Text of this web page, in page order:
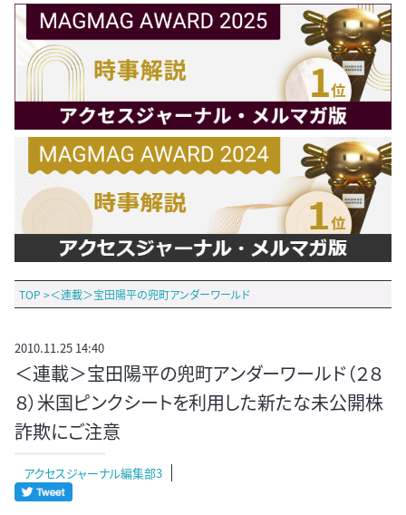
TOP >＜連載＞宝田陽平の兜町アンダーワールド
2010.11.25 14:40
＜連載＞宝田陽平の兜町アンダーワールド（２８
８）米国ピンクシートを利用した新たな未公開株
詐欺にご注意
アクセスジャーナル編集部3